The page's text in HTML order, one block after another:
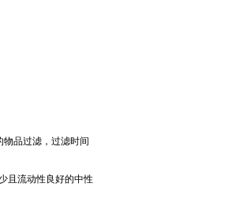
品过滤，过滤时间
且流动性良好的中性